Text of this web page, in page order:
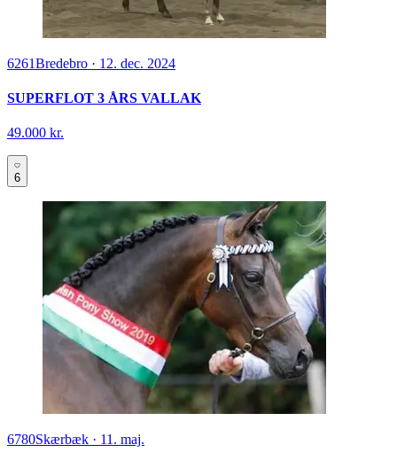
6261Bredebro · 12. dec. 2024
SUPERFLOT 3 ÅRS VALLAK
49.000 kr.
6
6780Skærbæk · 11. maj.